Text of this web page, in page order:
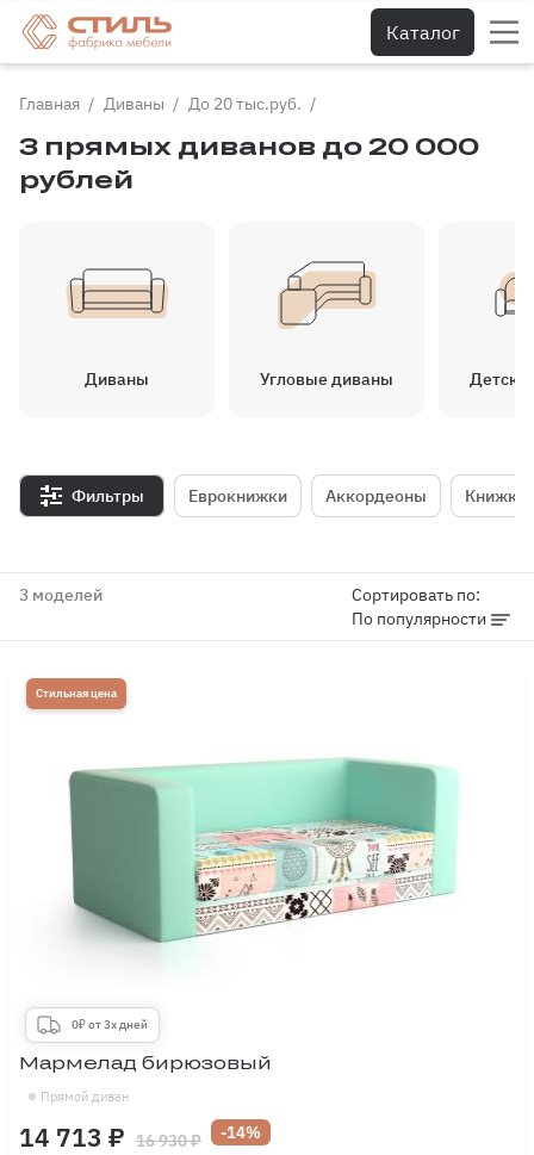
Каталог
Главная Диваны До 20 тыс.руб.
3 прямых диванов до 20 000
рублей
Диваны Угловые диваны
Фильтры Еврокнижки Аккордеоны Книжки
3 моделей
Сортировать по:
По популярности
Стильная цена
0₽ от 3х дней
Прямой диван
Мармелад бирюзовый
14 713 ₽ 16 930 ₽ -14%